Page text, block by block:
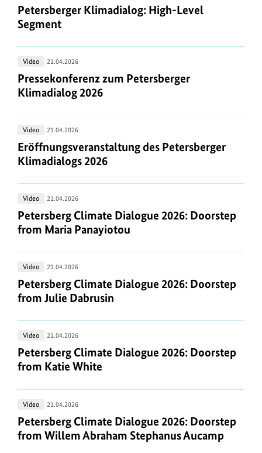
Klimadialog:
High-
Segment
Petersberger Klimadialog: High-Level Segment
Petersberger Klimadialog: High-Level
Segment
Pressekonferenz
zum
Petersberger
2026
Video 21.04.2026
Pressekonferenz zum Petersberger Klimadialog
Pressekonferenz zum Petersberger
Klimadialog 2026
Eröffnungsveranstaltung
des
Petersberger
2026
Video 21.04.2026
Eröffnungsveranstaltung des Petersberger
Eröffnungsveranstaltung des Petersberger
Klimadialogs 2026
Petersberg
Climate
Dialogue
Doorstep
from
Maria
Panayiotou
Video 21.04.2026
Petersberg Climate Dialogue 2026: Doorstep
Petersberg Climate Dialogue 2026: Doorstep
from Maria Panayiotou
Petersberg
Climate
Dialogue
Doorstep
from
Julie
Dabrusin
Video 21.04.2026
Petersberg Climate Dialogue 2026: Doorstep
Petersberg Climate Dialogue 2026: Doorstep
from Julie Dabrusin
Petersberg
Climate
Dialogue
Doorstep
from
Katie
White
Video 21.04.2026
Petersberg Climate Dialogue 2026: Doorstep
Petersberg Climate Dialogue 2026: Doorstep
from Katie White
Petersberg
Climate
Dialogue
Video 21.04.2026
Petersberg Climate Dialogue 2026: Doorstep
Petersberg Climate Dialogue 2026: Doorstep
from Willem Abraham Stephanus Aucamp